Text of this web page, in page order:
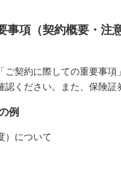
事項（契約概要・注
契約に際しての重要事
ください。また、保険証
例
）について